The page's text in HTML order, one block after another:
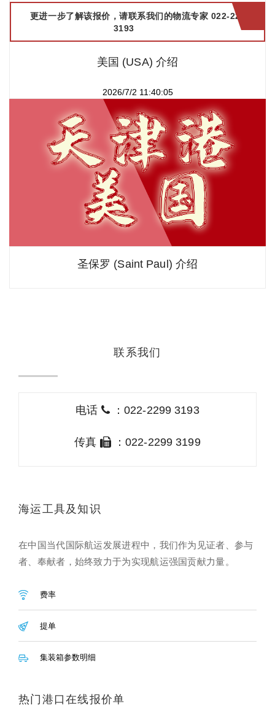
更进一步了解该报价，请联系我们的物流专家 022-2299
3193
美国 (USA) 介绍
2026/7/2 11:40:05
圣保罗 (Saint Paul) 介绍
联系我们
电话 ：022-2299 3193
传真 ：022-2299 3199
海运工具及知识
在中国当代国际航运发展进程中，我们作为见证者、参与
者、奉献者，始终致力于为实现航运强国贡献力量。
费率
提单
集装箱参数明细
热门港口在线报价单